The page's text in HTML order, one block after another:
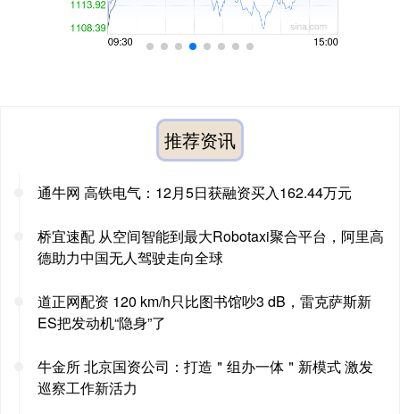
推荐资讯
通牛网 高铁电气：12月5日获融资买入162.44万元
桥宜速配 从空间智能到最大Robotaxi聚合平台，阿里高
德助力中国无人驾驶走向全球
道正网配资 120 km/h只比图书馆吵3 dB，雷克萨斯新
ES把发动机“隐身”了
牛金所 北京国资公司：打造＂组办一体＂新模式 激发
巡察工作新活力